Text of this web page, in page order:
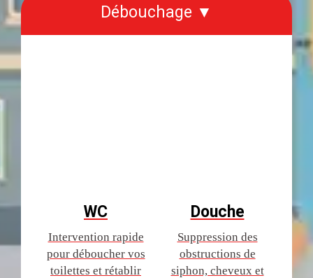
Débouchage ▼
WC
Intervention rapide
pour déboucher vos
toilettes et rétablir
Douche
Suppression des
obstructions de
siphon, cheveux et